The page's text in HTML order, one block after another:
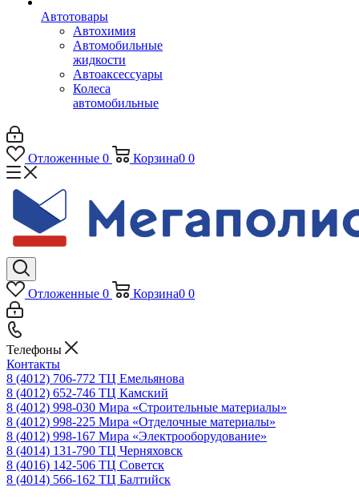
Автотовары
Автохимия
Автомобильные
жидкости
Автоаксессуары
Колеса
автомобильные
Отложенные 0 Корзина0 0
Отложенные 0 Корзина0 0
Телефоны
Контакты
8 (4012) 706-772 ТЦ Емельянова
8 (4012) 652-746 ТЦ Камский
8 (4012) 998-030 Мира «Строительные материалы»
8 (4012) 998-225 Мира «Отделочные материалы»
8 (4012) 998-167 Мира «Электрооборудование»
8 (4014) 131-790 ТЦ Черняховск
8 (4016) 142-506 ТЦ Советск
8 (4014) 566-162 ТЦ Балтийск